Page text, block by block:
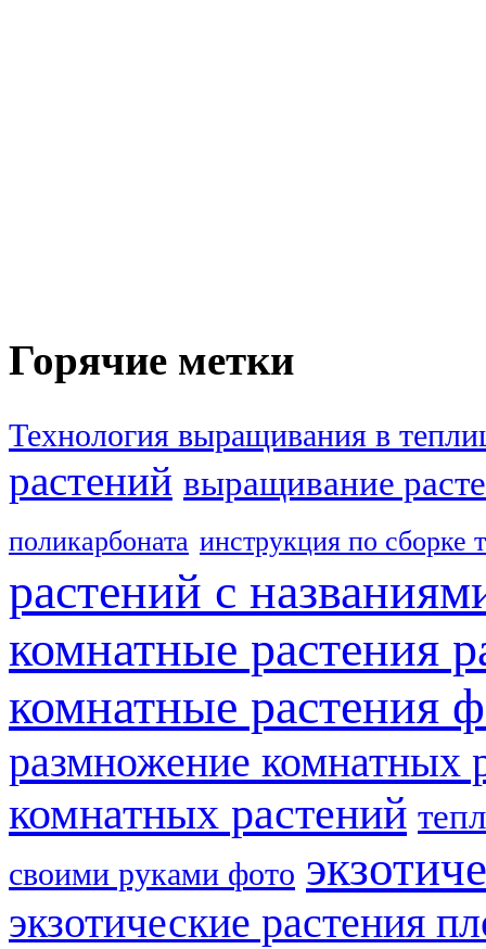
Горячие метки
Технология выращивания в
растений выращивание
поликарбоната инструкция по сборке
растений с
комнатные растения
комнатные растения
размножение комнатных
комнатных растений
своими руками фото
экзотические растения